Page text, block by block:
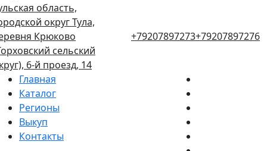
область,
округ Тула,
Крюково
сельский
6-й проезд, 14
+79207897273+79207897276
Главная
Каталог
Регионы
Выкуп
Контакты